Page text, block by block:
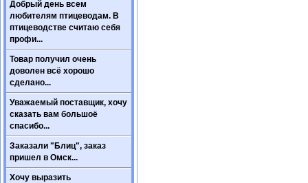
Добрый день всем
любителям птицеводам. В
птицеводстве считаю себя
профи...
Товар получил очень
доволен всё хорошо
сделано...
Уважаемый поставщик, хочу
сказать вам большоё
спасибо...
Заказали "Блиц", заказ
пришел в Омск...
Хочу выразить